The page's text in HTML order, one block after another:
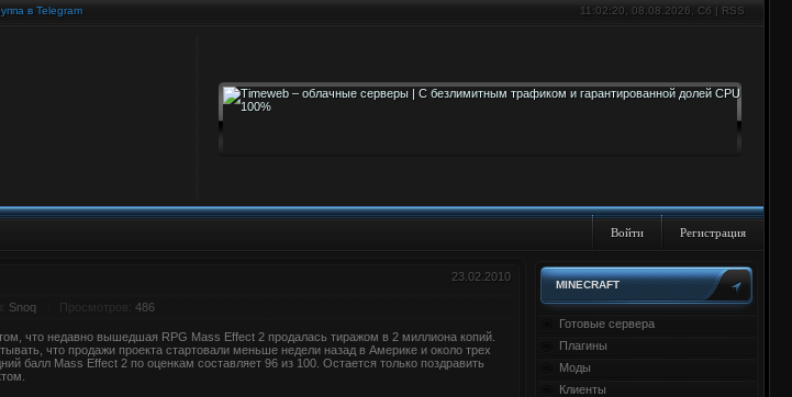
11:02:20 , 08.08.2026, Сб | RSS
в Telegram
Войти Регистрация
MINECRAFT
Готовые сервера
Плагины
Моды
Клиенты
23.02.2010
Snoq Просмотров: 486
что недавно вышедшая RPG Mass Effect 2 продалась тиражом в 2 миллиона копий.
что продажи проекта стартовали меньше недели назад в Америке и около трех
балл Mass Effect 2 по оценкам составляет 96 из 100. Остается только поздравить